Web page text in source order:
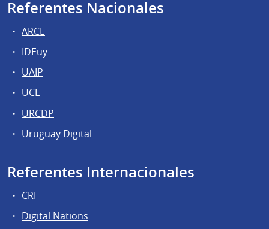
Referentes Nacionales
ARCE
IDEuy
UAIP
UCE
URCDP
Uruguay Digital
Referentes Internacionales
CRI
Digital Nations